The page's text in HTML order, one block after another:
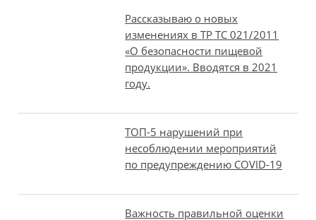
Рассказываю о новых
изменениях в ТР ТС 021/2011
«О безопасности пищевой
продукции». Вводятся в 2021
году.
ТОП-5 нарушений при
несоблюдении мероприятий
по предупреждению COVID-19
Важность правильной оценки